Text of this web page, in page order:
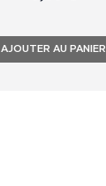
AJOUTER AU PANIER